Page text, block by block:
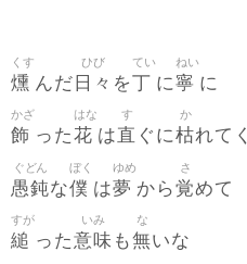
燻
くす
んだ 日々
ひび
を丁
てい
に寧
ねい
に
飾
かざ
った花
はな
は直
す
ぐに枯
か
れてく
愚鈍
ぐどん
な僕
ぼく
は夢
ゆめ
から覚
さ
めて
縋
すが
った意味
いみ
も無
な
いな